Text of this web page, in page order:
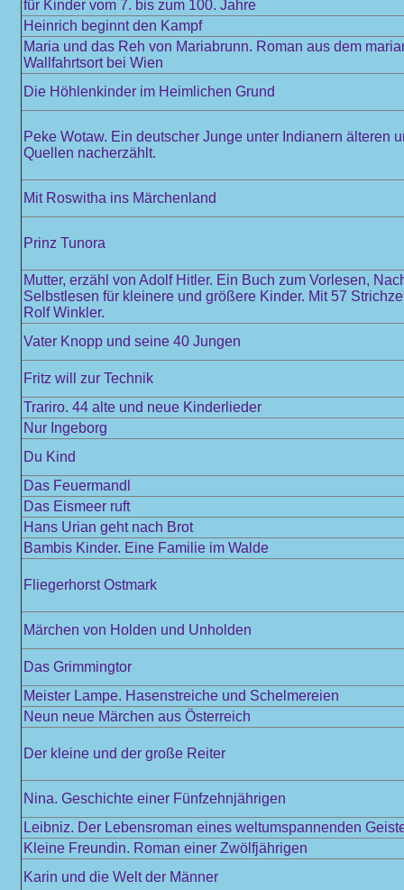
für Kinder vom 7. bis zum 100. Jahre
Heinrich beginnt den Kampf
Maria und das Reh von Mariabrunn. Roman aus dem
Wallfahrtsort bei Wien
Die Höhlenkinder im Heimlichen Grund
Peke Wotaw. Ein deutscher Junge unter Indianern älteren
Quellen nacherzählt.
Mit Roswitha ins Märchenland
Prinz Tunora
Mutter, erzähl von Adolf Hitler. Ein Buch zum Vorlesen,
Selbstlesen für kleinere und größere Kinder. Mit 57
Rolf Winkler.
Vater Knopp und seine 40 Jungen
Fritz will zur Technik
Trariro. 44 alte und neue Kinderlieder
Nur Ingeborg
Du Kind
Das Feuermandl
Das Eismeer ruft
Hans Urian geht nach Brot
Bambis Kinder. Eine Familie im Walde
Fliegerhorst Ostmark
Märchen von Holden und Unholden
Das Grimmingtor
Meister Lampe. Hasenstreiche und Schelmereien
Neun neue Märchen aus Österreich
Der kleine und der große Reiter
Nina. Geschichte einer Fünfzehnjährigen
Leibniz. Der Lebensroman eines weltumspannenden
Kleine Freundin. Roman einer Zwölfjährigen
Karin und die Welt der Männer